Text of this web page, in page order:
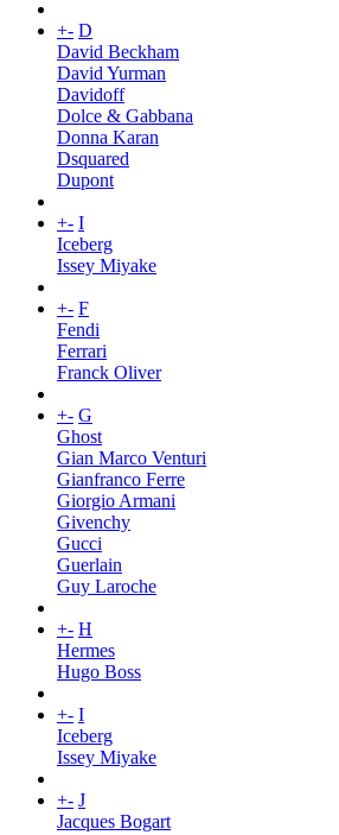
+- D
David Beckham
David Yurman
Davidoff
Dolce & Gabbana
Donna Karan
Dsquared
Dupont
+- I
Iceberg
Issey Miyake
+- F
Fendi
Ferrari
Franck Oliver
+- G
Ghost
Gian Marco Venturi
Gianfranco Ferre
Giorgio Armani
Givenchy
Gucci
Guerlain
Guy Laroche
+- H
Hermes
Hugo Boss
+- I
Iceberg
Issey Miyake
+- J
Jacques Bogart